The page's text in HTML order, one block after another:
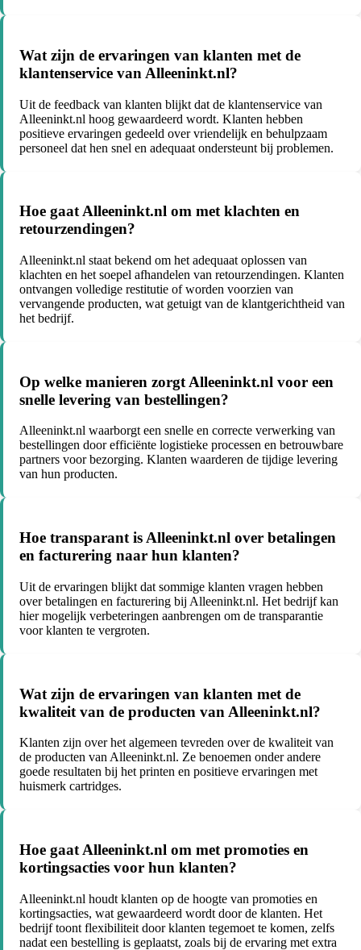
Wat zijn de ervaringen van klanten met de
klantenservice van Alleeninkt.nl?
Uit de feedback van klanten blijkt dat de klantenservice van
Alleeninkt.nl hoog gewaardeerd wordt. Klanten hebben
positieve ervaringen gedeeld over vriendelijk en behulpzaam
personeel dat hen snel en adequaat ondersteunt bij problemen.
Hoe gaat Alleeninkt.nl om met klachten en
retourzendingen?
Alleeninkt.nl staat bekend om het adequaat oplossen van
klachten en het soepel afhandelen van retourzendingen. Klanten
ontvangen volledige restitutie of worden voorzien van
vervangende producten, wat getuigt van de klantgerichtheid van
het bedrijf.
Op welke manieren zorgt Alleeninkt.nl voor een
snelle levering van bestellingen?
Alleeninkt.nl waarborgt een snelle en correcte verwerking van
bestellingen door efficiënte logistieke processen en betrouwbare
partners voor bezorging. Klanten waarderen de tijdige levering
van hun producten.
Hoe transparant is Alleeninkt.nl over betalingen
en facturering naar hun klanten?
Uit de ervaringen blijkt dat sommige klanten vragen hebben
over betalingen en facturering bij Alleeninkt.nl. Het bedrijf kan
hier mogelijk verbeteringen aanbrengen om de transparantie
voor klanten te vergroten.
Wat zijn de ervaringen van klanten met de
kwaliteit van de producten van Alleeninkt.nl?
Klanten zijn over het algemeen tevreden over de kwaliteit van
de producten van Alleeninkt.nl. Ze benoemen onder andere
goede resultaten bij het printen en positieve ervaringen met
huismerk cartridges.
Hoe gaat Alleeninkt.nl om met promoties en
kortingsacties voor hun klanten?
Alleeninkt.nl houdt klanten op de hoogte van promoties en
kortingsacties, wat gewaardeerd wordt door de klanten. Het
bedrijf toont flexibiliteit door klanten tegemoet te komen, zelfs
nadat een bestelling is geplaatst, zoals bij de ervaring met extra